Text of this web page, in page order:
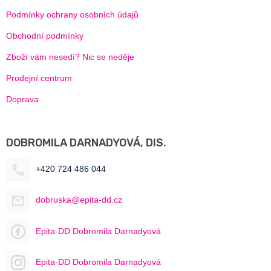
Podmínky ochrany osobních údajů
Obchodní podmínky
Zboží vám nesedí? Nic se neděje
Prodejní centrum
Doprava
DOBROMILA DARNADYOVÁ, DIS.
+420 724 486 044
dobruska@epita-dd.cz
Epita-DD Dobromila Darnadyová
Epita-DD Dobromila Darnadyová